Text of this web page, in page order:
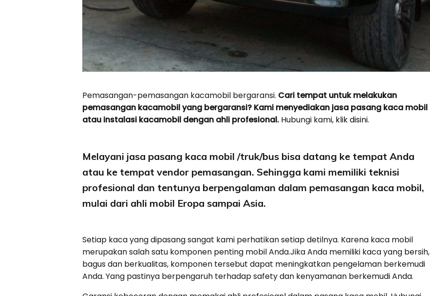
Pemasangan-pemasangan kacamobil bergaransi. Cari tempat untuk melakukan
pemasangan kacamobil yang bergaransi? Kami menyediakan jasa pasang kaca mobil
atau instalasi kacamobil dengan ahli profesional. Hubungi kami, klik disini.
Melayani jasa pasang kaca mobil /truk/bus bisa datang ke tempat Anda
atau ke tempat vendor pemasangan. Sehingga kami memiliki teknisi
profesional dan tentunya berpengalaman dalam pemasangan kaca mobil,
mulai dari ahli mobil Eropa sampai Asia.
Setiap kaca yang dipasang sangat kami perhatikan setiap detilnya. Karena kaca mobil
merupakan salah satu komponen penting mobil Anda.Jika Anda memiliki kaca yang bersih,
bagus dan berkualitas, komponen tersebut dapat meningkatkan pengelaman berkemudi
Anda. Yang pastinya berpengaruh terhadap safety dan kenyamanan berkemudi Anda.